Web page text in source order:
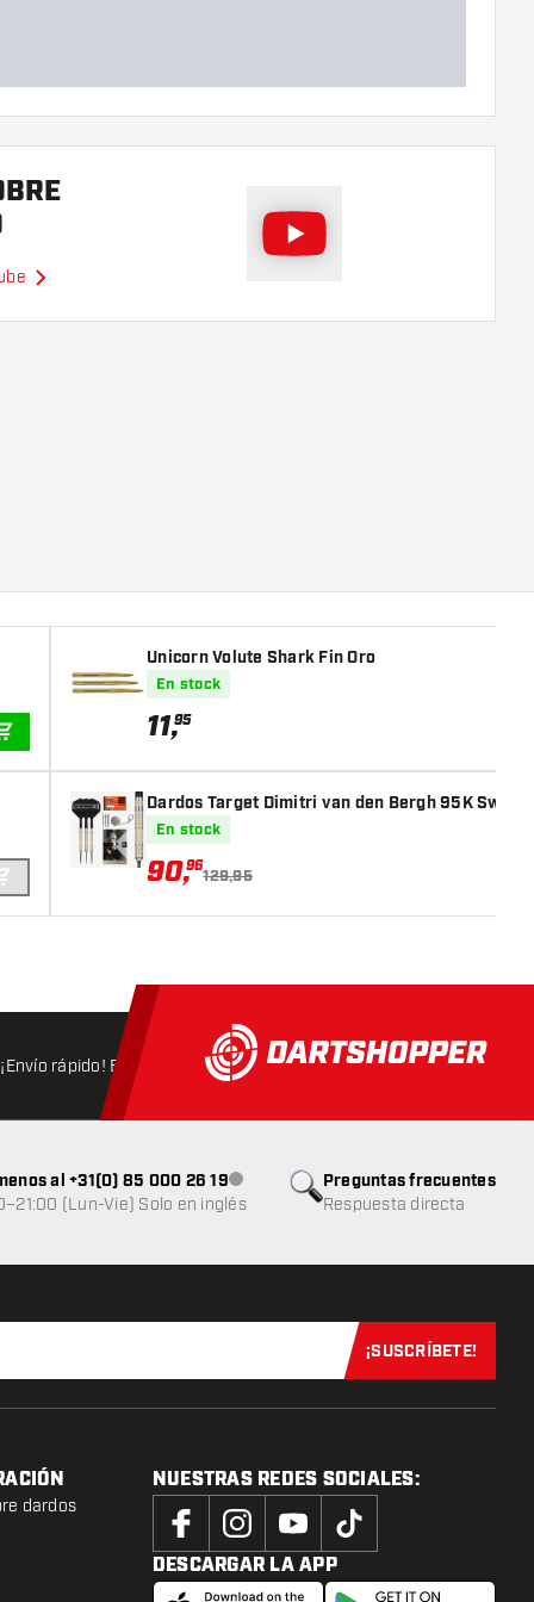
AÑADIR A LA CESTA
AÑADIR A LA CESTA
Unicorn Volute Shark Fin Oro
En stock
11,95
Dardos Target Dimitri van den Bergh 95K Swiss
En stock
90,96
129,95
¡Envío rápido! Expedición en 24 horas Envío gratisa partir
Preguntas frecuentes
Respuesta directa
al +31(0) 85 000 26 19Atención al cliente no disponible
(Lun-Vie) Solo en inglés
Suscríbete
¡SUSCRÍBETE!
dardos
NUESTRAS REDES SOCIALES:
DESCARGAR LA APP